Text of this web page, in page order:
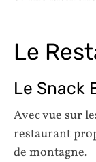
Le
Le Snack
Avec vue sur
restaurant
de montagne.